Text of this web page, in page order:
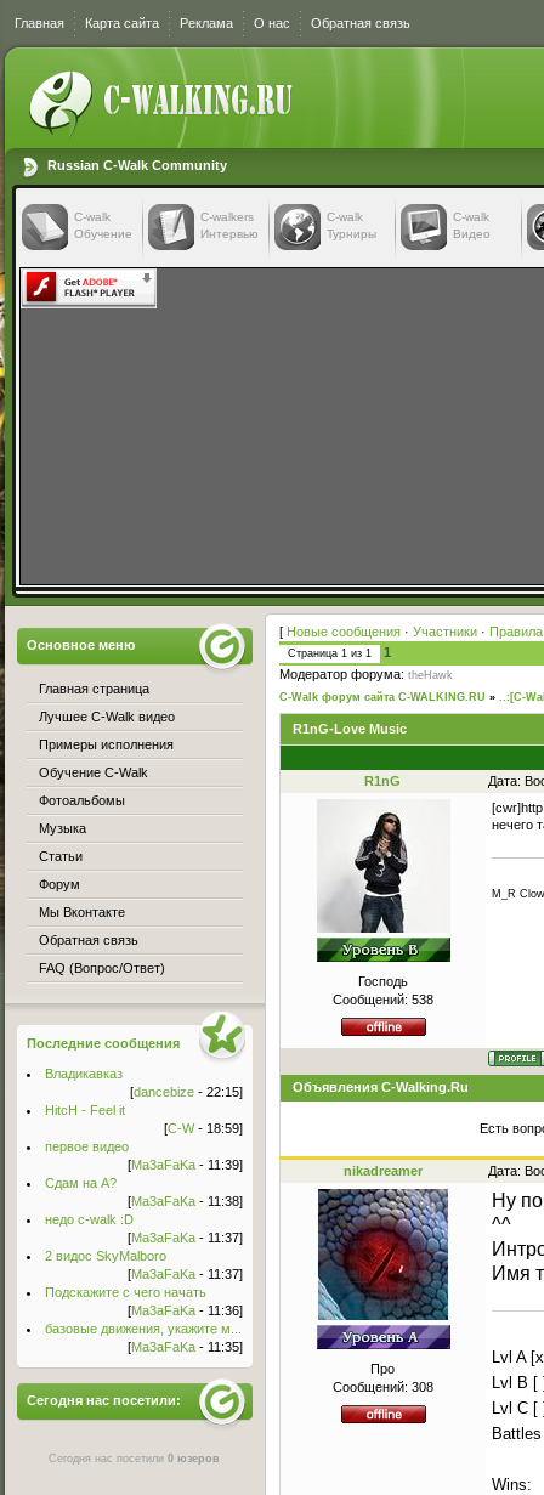
Главная Карта сайта Реклама О нас Обратная связь
Russian C-Walk Community
C-walk
Обучение
C-walkers
Интервью
С-walk
Турниры
С-walk
Видео
[ Новые сообщения · Участники ·
Страница 1 из 1
1
Модератор форума: theHawk
C-Walk форум сайта C-WALKING.RU » ..:[C-
R1nG-Love Music
R1nG Дата:
Господь
Сообщений: 538
нечего
M_R
Объявления C-Walking.Ru
Есть
nikadreamer Дата:
Про
Сообщений: 308
Ну
^^
Имя
Lvl A
Lvl B [
Lvl C [
Battles
Wins:
Основное меню
Главная страница
Лучшее C-Walk видео
Примеры исполнения
Обучение C-Walk
Фотоальбомы
Музыка
Статьи
Форум
Мы Вконтакте
Обратная связь
FAQ (Вопрос/Ответ)
Последние сообщения
Владикавказ
[dancebize - 22:15]
HitcH - Feel it
[C-W- 18:59]
первое видео
[Ma3aFaKa - 11:39]
Сдам на А?
[Ma3aFaKa - 11:38]
недо c-walk :D
[Ma3aFaKa - 11:37]
2 видос SkyMalboro
[Ma3aFaKa - 11:37]
Подскажите с чего начать
[Ma3aFaKa - 11:36]
базовые движения, укажите м...
[Ma3aFaKa - 11:35]
Сегодня нас посетили:
Сегодня нас посетили0 юзеров